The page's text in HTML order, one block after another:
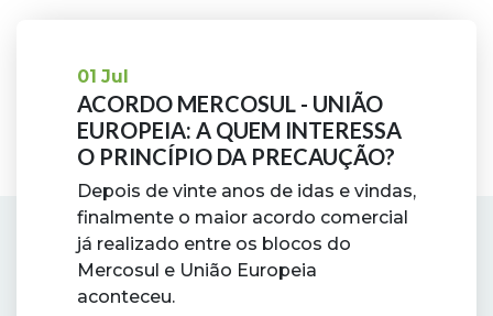
01 Jul
ACORDO MERCOSUL - UNIÃO
EUROPEIA: A QUEM INTERESSA
O PRINCÍPIO DA PRECAUÇÃO?
Depois de vinte anos de idas e vindas,
finalmente o maior acordo comercial
já realizado entre os blocos do
Mercosul e União Europeia
aconteceu.